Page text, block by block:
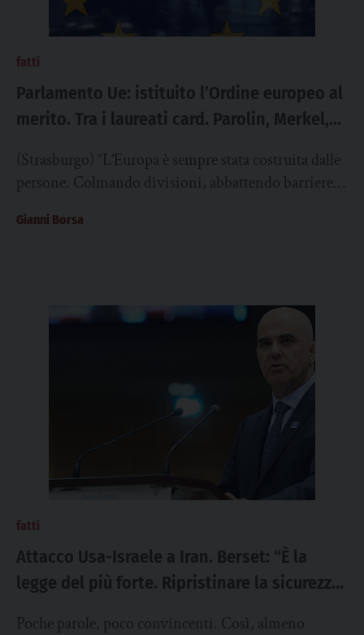
fatti
Parlamento Ue: istituito l’Ordine europeo al
merito. Tra i laureati card. Parolin, Merkel,
(Strasburgo) “L’Europa è sempre stata costruita dalle
persone. Colmando divisioni, abbattendo barriere,
migliore per...
Gianni Borsa
fatti
Attacco Usa-Israele a Iran. Berset: “È la
legge del più forte. Ripristinare la sicurezza
Poche parole, poco convincenti. Così, almeno